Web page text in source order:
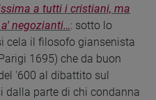
a tutti i cristiani, ma
negozianti…: sotto lo
cela il filosofo giansenista
1695) che da buon
'600 al dibattito sul
dalla parte di chi condanna